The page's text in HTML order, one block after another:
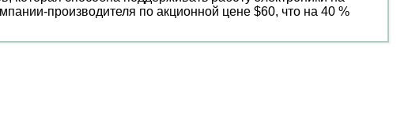
производителя по акционной цене $60, что на 40 %